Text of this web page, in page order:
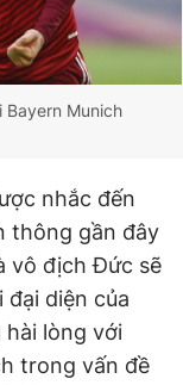
24.3.2020
Munich
nhắc đến
thông gần đây
vô địch Đức sẽ
diện của
lòng với
trong vấn đề